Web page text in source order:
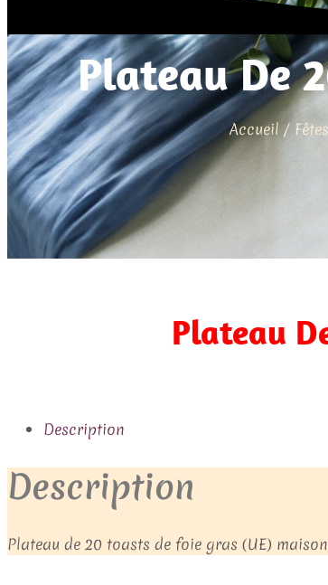
Plateau De
Accueil/
Plateau
Description
Description
Plateau de 20 toasts de foie gras (UE)